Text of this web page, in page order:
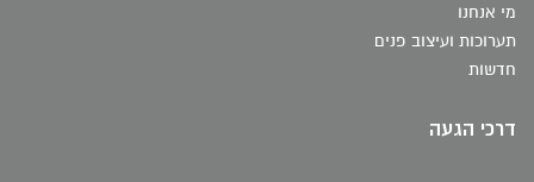
מי אנחנו
תערוכות ועיצוב פנים
חדשות
דרכי הגעה